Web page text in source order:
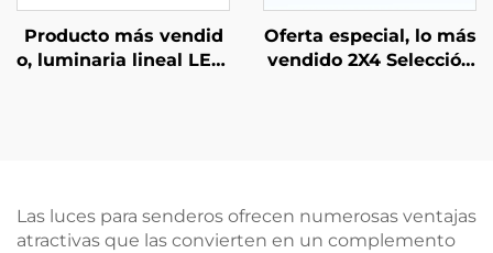
Producto más vendid
o, luminaria lineal LED,
Oferta especial, lo más
vendido 2X4 Selección
Las luces para senderos ofrecen numerosas ventajas
atractivas que las convierten en un complemento